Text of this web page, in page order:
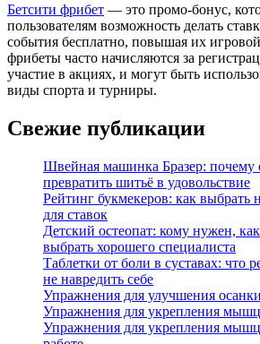
Бетсити фрибет — это промо-бонус,
пользователям возможность делать
события бесплатно, повышая их
фрибеты часто начисляются за
участие в акциях, и могут быть
виды спорта и турниры.
Свежие публикации
Швейная машинка Бразер: почему
превратить шитьё в удовольствие
Рейтинг букмекеров: как выбрать
для ставок
Детский остеопат: кому нужен,
выбрать хорошего специалиста
Таблетки от боли в суставах: что
не навредить себе
Упражнения для улучшения
Упражнения для укрепления мышц
Упражнения для укрепления